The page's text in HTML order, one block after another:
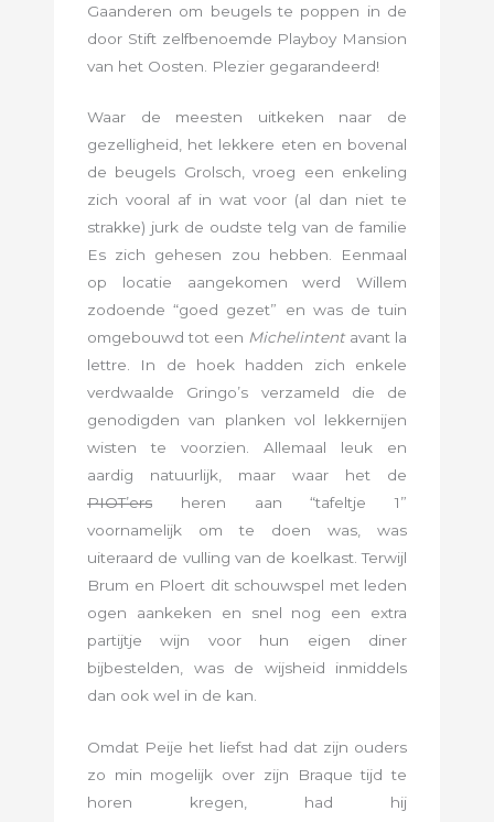
Gaanderen om beugels te poppen in de
door Stift zelfbenoemde Playboy Mansion
van het Oosten. Plezier gegarandeerd!
Waar de meesten uitkeken naar de
gezelligheid, het lekkere eten en bovenal
de beugels Grolsch, vroeg een enkeling
zich vooral af in wat voor (al dan niet te
strakke) jurk de oudste telg van de familie
Es zich gehesen zou hebben. Eenmaal
op locatie aangekomen werd Willem
zodoende “goed gezet” en was de tuin
omgebouwd tot een Michelintentavant la
lettre. In de hoek hadden zich enkele
verdwaalde Gringo’s verzameld die de
genodigden van planken vol lekkernijen
wisten te voorzien. Allemaal leuk en
aardig natuurlijk, maar waar het de
PIOT’ers heren aan “tafeltje 1”
voornamelijk om te doen was, was
uiteraard de vulling van de koelkast. Terwijl
Brum en Ploert dit schouwspel met leden
ogen aankeken en snel nog een extra
partijtje wijn voor hun eigen diner
bijbestelden, was de wijsheid inmiddels
dan ook wel in de kan.
Omdat Peije het liefst had dat zijn ouders
zo min mogelijk over zijn Braque tijd te
horen kregen, had hij